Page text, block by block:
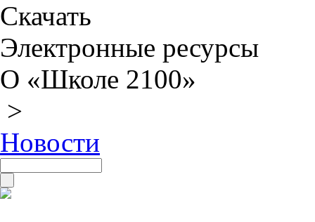
Скачать
Электронные ресурсы
О «Школе 2100»
>
Новости